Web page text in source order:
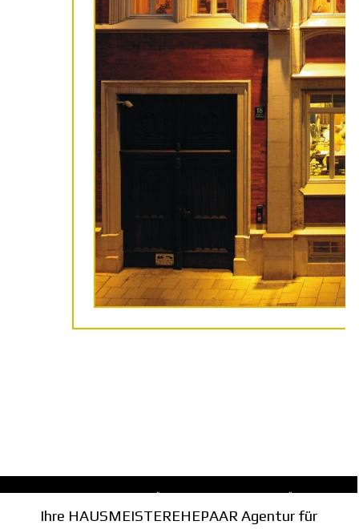
Ihre HAUSMEISTEREHEPAAR Agentur für